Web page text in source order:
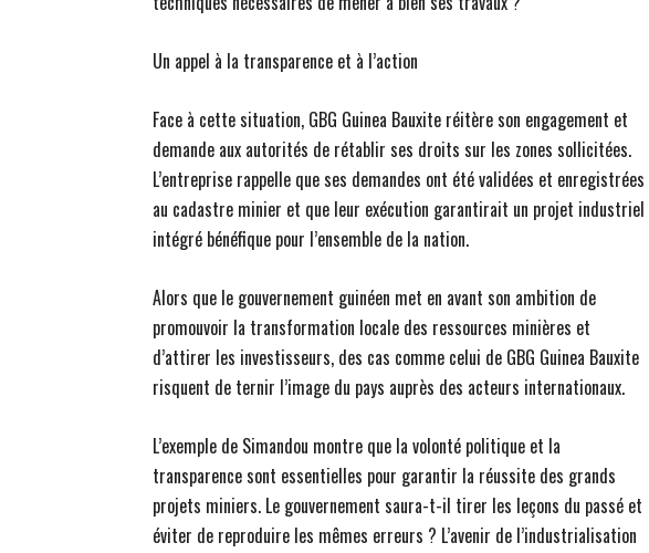
Un appel à la transparence et à l’action
Face à cette situation, GBG Guinea Bauxite réitère son engagement et
demande aux autorités de rétablir ses droits sur les zones sollicitées.
L’entreprise rappelle que ses demandes ont été validées et enregistrées
au cadastre minier et que leur exécution garantirait un projet industriel
intégré bénéfique pour l’ensemble de la nation.
Alors que le gouvernement guinéen met en avant son ambition de
promouvoir la transformation locale des ressources minières et
d’attirer les investisseurs, des cas comme celui de GBG Guinea Bauxite
risquent de ternir l’image du pays auprès des acteurs internationaux.
L’exemple de Simandou montre que la volonté politique et la
transparence sont essentielles pour garantir la réussite des grands
projets miniers. Le gouvernement saura-t-il tirer les leçons du passé et
éviter de reproduire les mêmes erreurs ? L’avenir de l’industrialisation